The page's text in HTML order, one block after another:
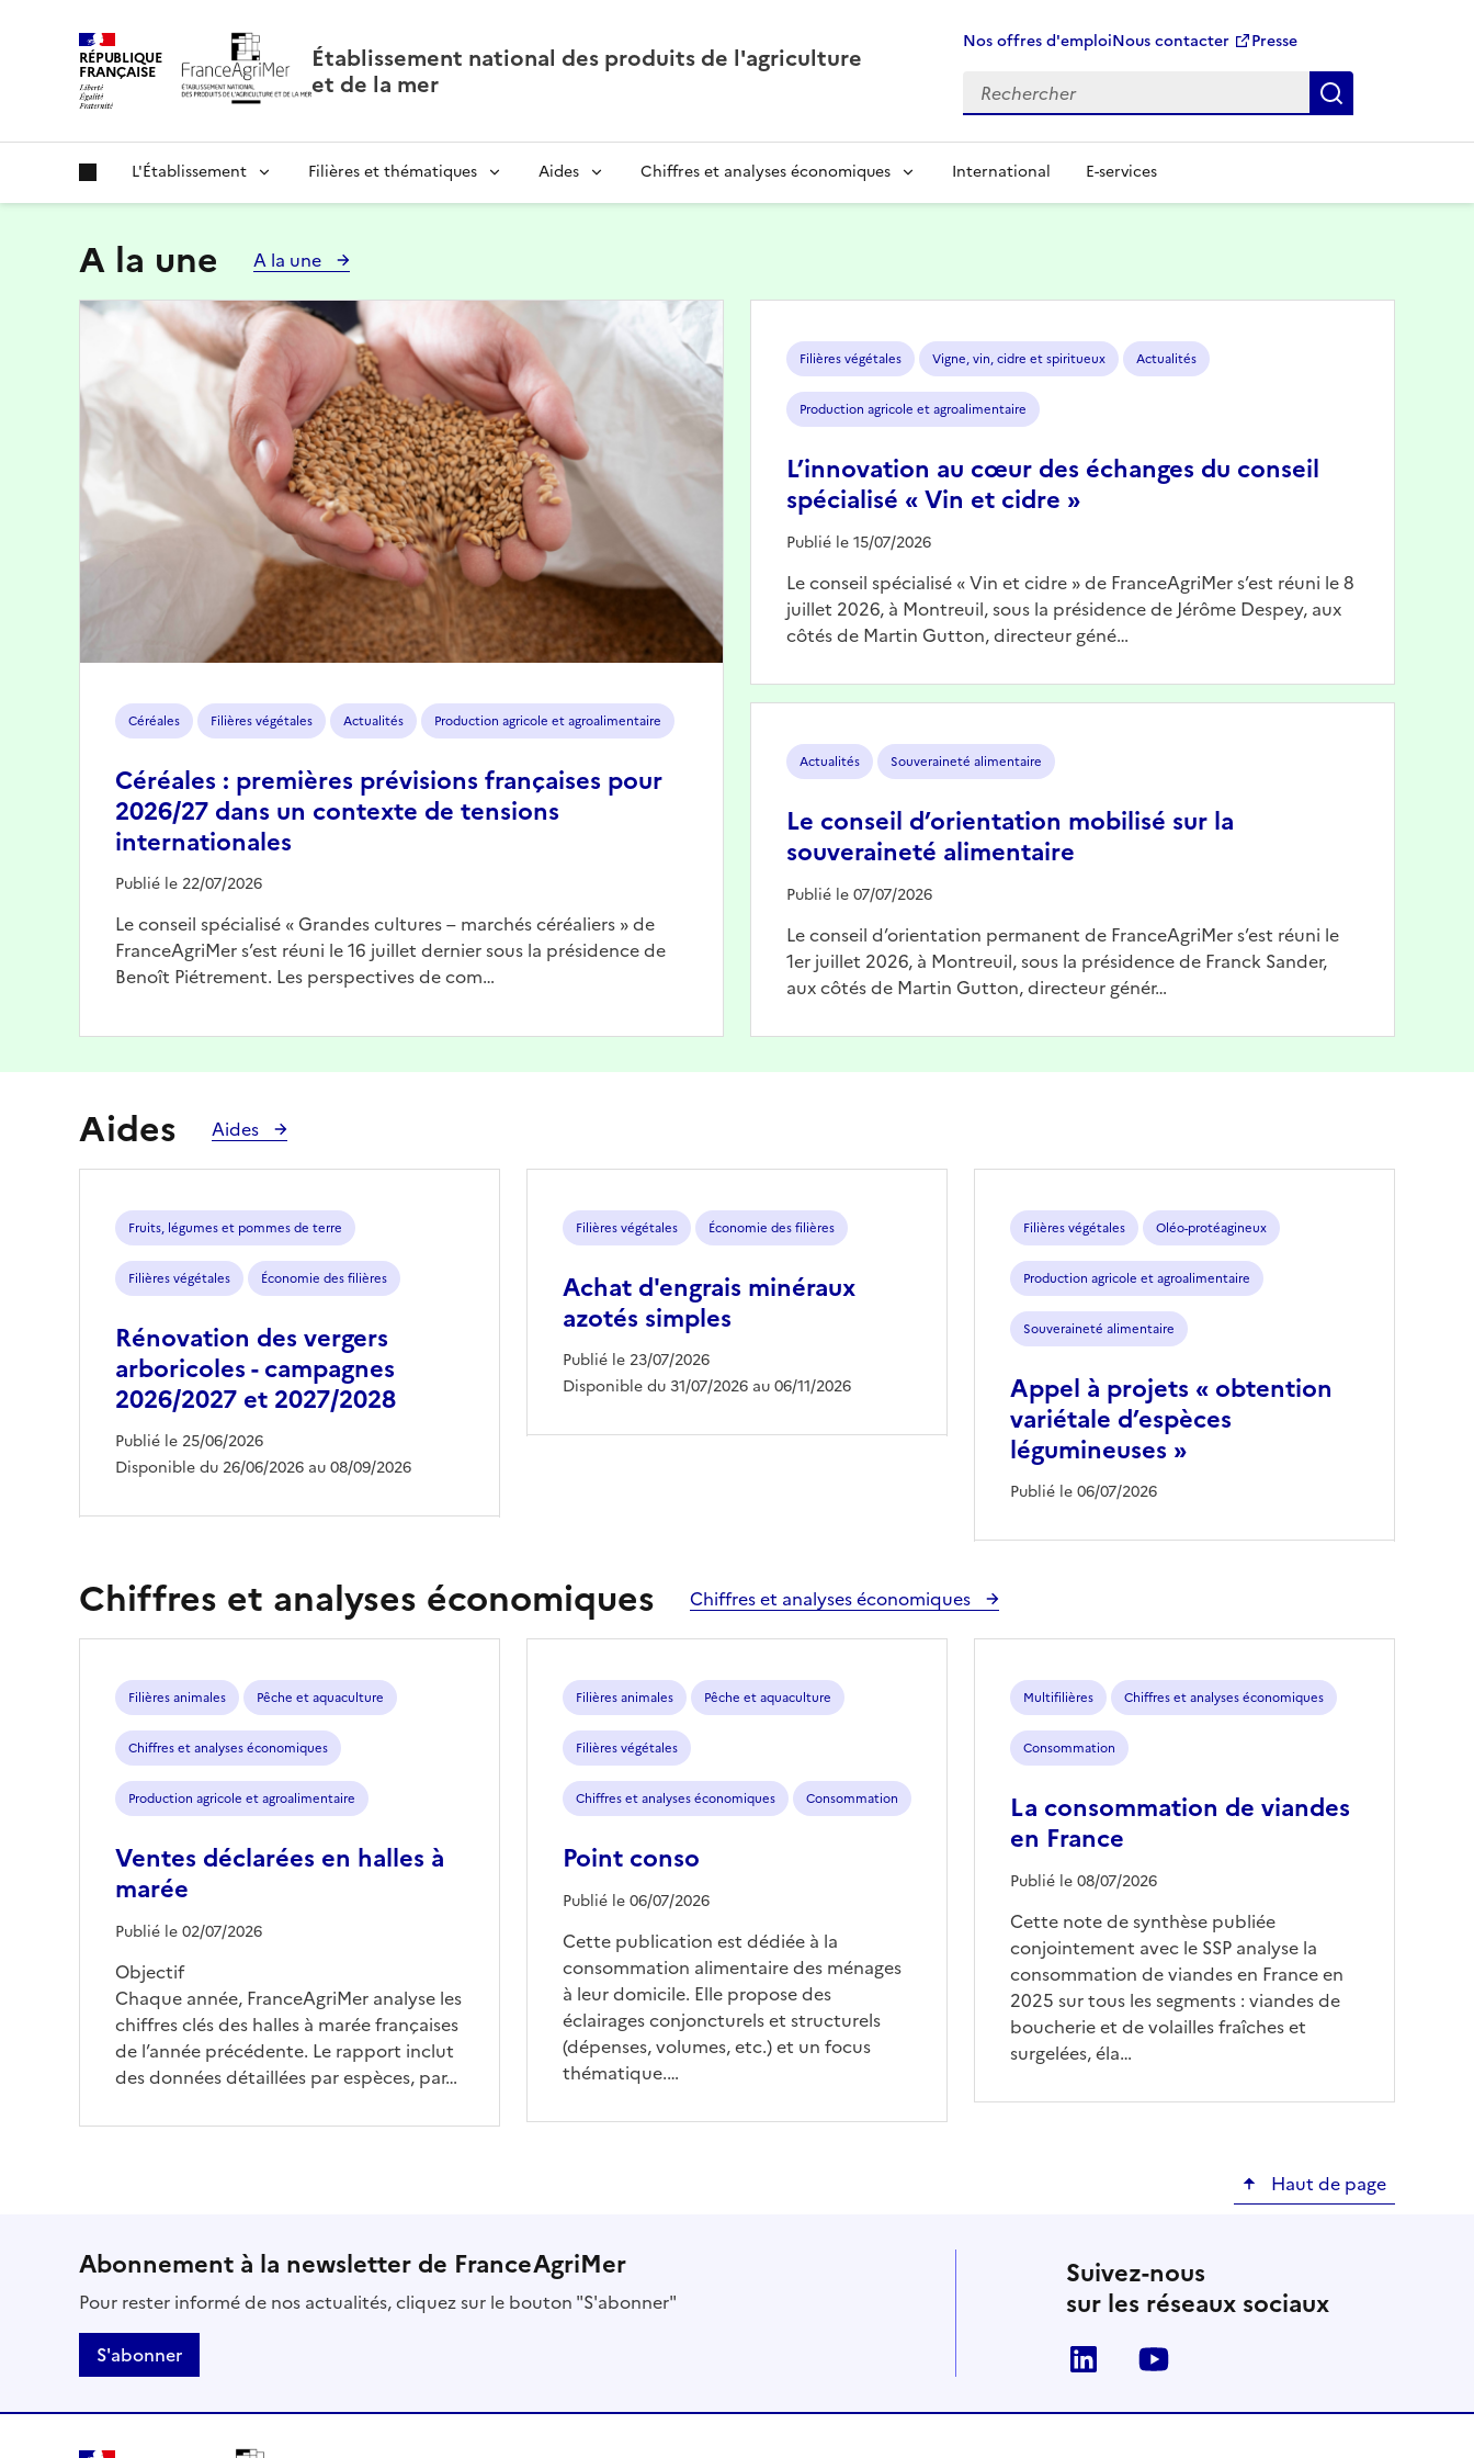
RÉPUBLIQUE
FRANÇAISE
Établissement national des produits de l'agriculture
et de la mer
Nos offres d'emploiNous contacter Presse
L'Établissement Filières et thématiques Aides Chiffres et analyses économiques International E-services
A la une A la une
Céréales Filières végétales Actualités Production agricole et agroalimentaire
Céréales : premières prévisions françaises pour
2026/27 dans un contexte de tensions
internationales
Publié le 22/07/2026
Le conseil spécialisé « Grandes cultures – marchés céréaliers » de
FranceAgriMer s’est réuni le 16 juillet dernier sous la présidence de
Benoît Piétrement. Les perspectives de com…
Image
Filières végétales Vigne, vin, cidre et spiritueux Actualités
Production agricole et agroalimentaire
L’innovation au cœur des échanges du conseil
spécialisé « Vin et cidre »
Publié le 15/07/2026
Le conseil spécialisé « Vin et cidre » de FranceAgriMer s’est réuni le 8
juillet 2026, à Montreuil, sous la présidence de Jérôme Despey, aux
côtés de Martin Gutton, directeur géné…
Actualités Souveraineté alimentaire
Le conseil d’orientation mobilisé sur la
souveraineté alimentaire
Publié le 07/07/2026
Le conseil d’orientation permanent de FranceAgriMer s’est réuni le
1er juillet 2026, à Montreuil, sous la présidence de Franck Sander,
aux côtés de Martin Gutton, directeur génér…
Aides Aides
Fruits, légumes et pommes de terre
Filières végétales Économie des filières
Rénovation des vergers
arboricoles - campagnes
2026/2027 et 2027/2028
Publié le 25/06/2026
Disponible du 26/06/2026 au 08/09/2026
Filières végétales Économie des filières
Achat d'engrais minéraux
azotés simples
Publié le 23/07/2026
Disponible du 31/07/2026 au 06/11/2026
Filières végétales Oléo-protéagineux
Production agricole et agroalimentaire
Souveraineté alimentaire
Appel à projets « obtention
variétale d’espèces
légumineuses »
Publié le 06/07/2026
Chiffres et analyses économiques Chiffres et analyses économiques
Filières animales Pêche et aquaculture
Chiffres et analyses économiques
Production agricole et agroalimentaire
Ventes déclarées en halles à
marée
Publié le 02/07/2026
Objectif
Chaque année, FranceAgriMer analyse les
chiffres clés des halles à marée françaises
de l’année précédente. Le rapport inclut
des données détaillées par espèces, par…
Filières animales Pêche et aquaculture
Filières végétales
Chiffres et analyses économiques Consommation
Point conso
Publié le 06/07/2026
Cette publication est dédiée à la
consommation alimentaire des ménages
à leur domicile. Elle propose des
éclairages conjoncturels et structurels
(dépenses, volumes, etc.) et un focus
thématique.…
Multifilières Chiffres et analyses économiques
Consommation
La consommation de viandes
en France
Publié le 08/07/2026
Cette note de synthèse publiée
conjointement avec le SSP analyse la
consommation de viandes en France en
2025 sur tous les segments : viandes de
boucherie et de volailles fraîches et
surgelées, éla…
Haut de page
Abonnement à la newsletter de FranceAgriMer
Pour rester informé de nos actualités, cliquez sur le bouton "S'abonner"
S'abonner
Suivez-nous
sur les réseaux sociaux
Linkedin